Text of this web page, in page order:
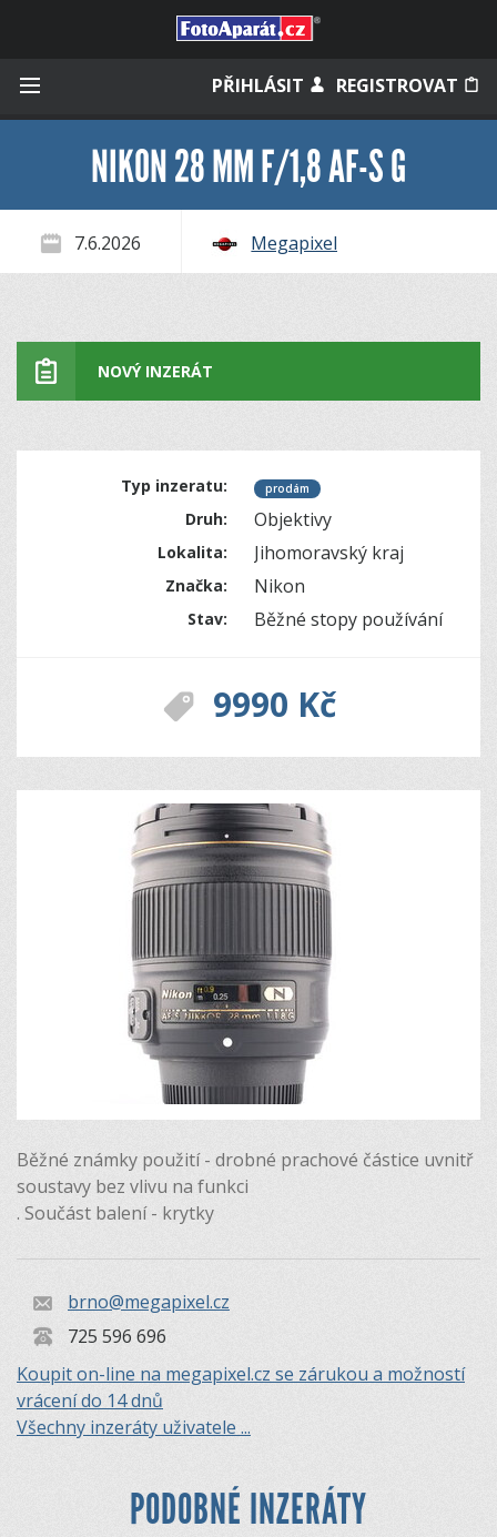
PŘIHLÁSIT REGISTROVAT
NIKON 28 MM F/1,8 AF-S G
7.6.2026 Megapixel
NOVÝ INZERÁT
Typ inzeratu: prodám
Druh: Objektivy
Lokalita: Jihomoravský kraj
Značka: Nikon
Stav: Běžné stopy používání
9990 Kč
Běžné známky použití - drobné prachové částice uvnitř
soustavy bez vlivu na funkci
. Součást balení - krytky
brno@megapixel.cz
725 596 696
Koupit on-line na megapixel.cz se zárukou a možností
vrácení do 14 dnů
Všechny inzeráty uživatele ...
PODOBNÉ INZERÁTY